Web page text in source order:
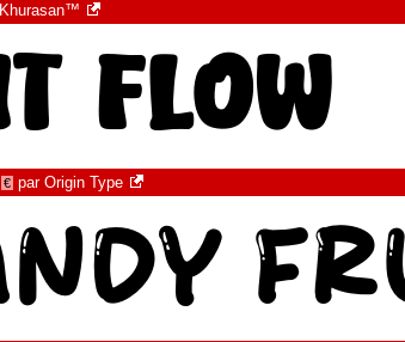
Khurasan™
€ par Origin Type